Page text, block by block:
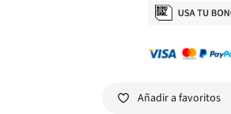
Añadir a favoritos